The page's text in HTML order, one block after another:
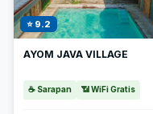
⭐ 9.2
AYOM JAVA VILLAGE
☕ Sarapan 📶 WiFi Gratis